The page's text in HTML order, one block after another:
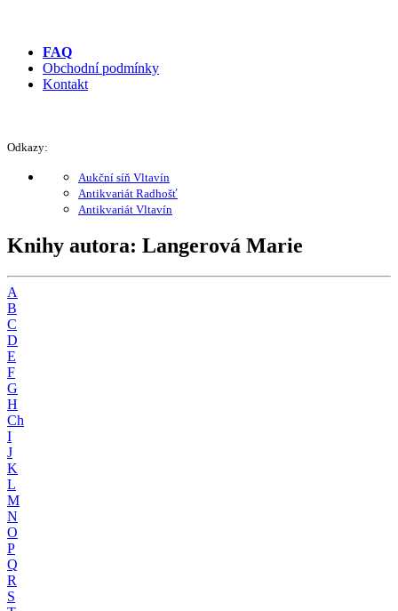
FAQ
Obchodní podmínky
Kontakt
Odkazy:
Aukční síň Vltavín
Antikvariát Radhošť
Antikvariát Vltavín
Knihy autora: Langerová Marie
A
B
C
D
E
F
G
H
Ch
I
J
K
L
M
N
O
P
Q
R
S